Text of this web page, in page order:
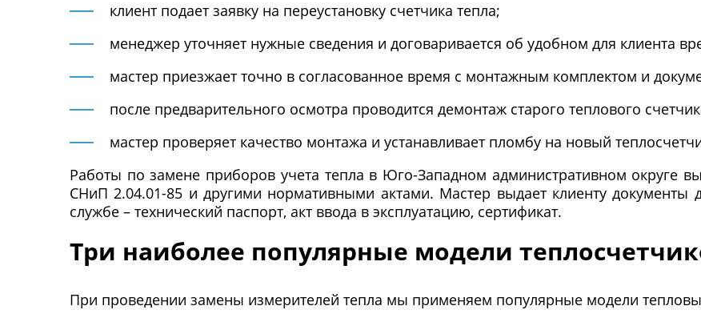
клиент подает заявку на переустановку счетчика тепла;
менеджер уточняет нужные сведения и договаривается об удобном для клиента
мастер приезжает точно в согласованное время с монтажным комплектом и
после предварительного осмотра проводится демонтаж старого теплового
мастер проверяет качество монтажа и устанавливает пломбу на новый
Работы по замене приборов учета тепла в Юго-Западном административном округе
СНиП 2.04.01-85 и другими нормативными актами. Мастер выдает клиенту документы
службе – технический паспорт, акт ввода в эксплуатацию, сертификат.
Три наиболее популярные модели
При проведении замены измерителей тепла мы применяем популярные модели